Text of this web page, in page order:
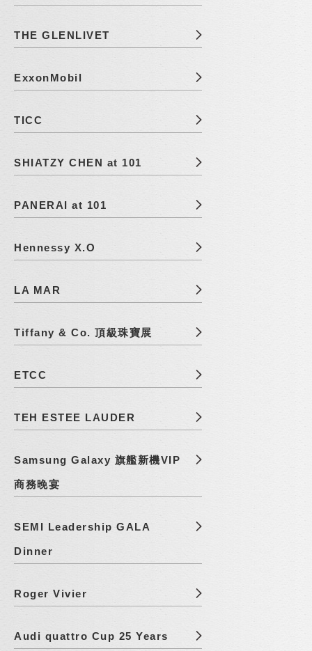
THE GLENLIVET
ExxonMobil
TICC
SHIATZY CHEN at 101
PANERAI at 101
Hennessy X.O
LA MAR
Tiffany & Co. 頂級珠寶展
ETCC
TEH ESTEE LAUDER
Samsung Galaxy 旗艦新機VIP
商務晚宴
SEMI Leadership GALA
Dinner
Roger Vivier
Audi quattro Cup 25 Years